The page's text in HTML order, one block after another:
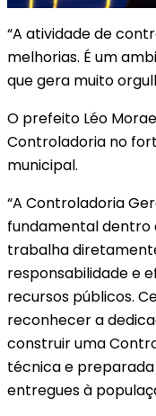
“A atividade de
melhorias. É um
que gera muito
O prefeito Léo
Controladoria no
municipal.
“A Controladoria
fundamental dentro
trabalha
responsabilidade e
recursos públicos.
reconhecer a
construir uma
técnica e
entregues à